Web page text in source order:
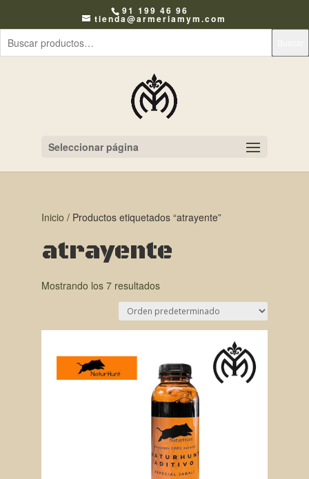
91 199 46 96
tienda@armeriamym.com
Seleccionar página
Inicio / Productos etiquetados “atrayente”
atrayente
Mostrando los 7 resultados